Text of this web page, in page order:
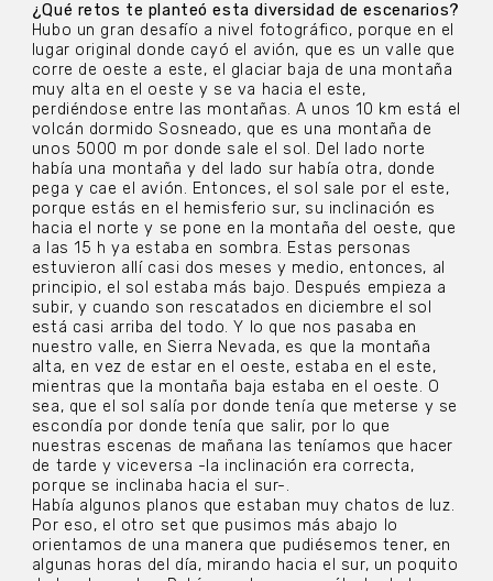
¿Qué retos te planteó esta diversidad de escenarios?
Hubo un gran desafío a nivel fotográfico, porque en el
lugar original donde cayó el avión, que es un valle que
corre de oeste a este, el glaciar baja de una montaña
muy alta en el oeste y se va hacia el este,
perdiéndose entre las montañas. A unos 10 km está el
volcán dormido Sosneado, que es una montaña de
unos 5000 m por donde sale el sol. Del lado norte
había una montaña y del lado sur había otra, donde
pega y cae el avión. Entonces, el sol sale por el este,
porque estás en el hemisferio sur, su inclinación es
hacia el norte y se pone en la montaña del oeste, que
a las 15 h ya estaba en sombra. Estas personas
estuvieron allí casi dos meses y medio, entonces, al
principio, el sol estaba más bajo. Después empieza a
subir, y cuando son rescatados en diciembre el sol
está casi arriba del todo. Y lo que nos pasaba en
nuestro valle, en Sierra Nevada, es que la montaña
alta, en vez de estar en el oeste, estaba en el este,
mientras que la montaña baja estaba en el oeste. O
sea, que el sol salía por donde tenía que meterse y se
escondía por donde tenía que salir, por lo que
nuestras escenas de mañana las teníamos que hacer
de tarde y viceversa -la inclinación era correcta,
porque se inclinaba hacia el sur-.
Había algunos planos que estaban muy chatos de luz.
Por eso, el otro set que pusimos más abajo lo
orientamos de una manera que pudiésemos tener, en
algunas horas del día, mirando hacia el sur, un poquito